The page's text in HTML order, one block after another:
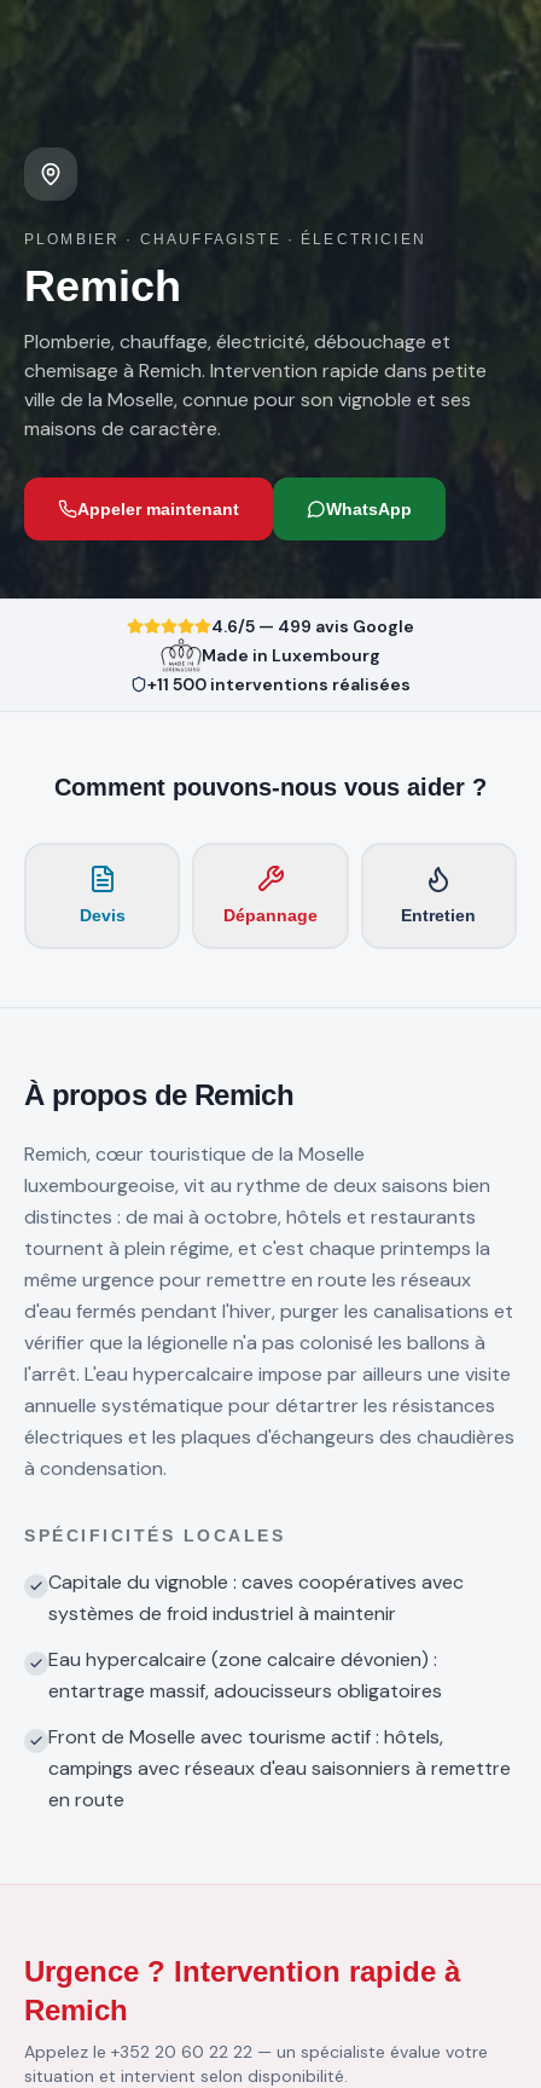
PLOMBIER · CHAUFFAGISTE · ÉLECTRICIEN
Remich
Plomberie, chauffage, électricité, débouchage et
chemisage à Remich. Intervention rapide dans petite
ville de la Moselle, connue pour son vignoble et ses
maisons de caractère.
Appeler maintenant WhatsApp
4.6/5 — 499 avis Google
Made in Luxembourg
+11 500 interventions réalisées
Comment pouvons-nous vous aider ?
Devis Dépannage Entretien
À propos de Remich
Remich, cœur touristique de la Moselle
luxembourgeoise, vit au rythme de deux saisons bien
distinctes : de mai à octobre, hôtels et restaurants
tournent à plein régime, et c'est chaque printemps la
même urgence pour remettre en route les réseaux
d'eau fermés pendant l'hiver, purger les canalisations et
vérifier que la légionelle n'a pas colonisé les ballons à
l'arrêt. L'eau hypercalcaire impose par ailleurs une visite
annuelle systématique pour détartrer les résistances
électriques et les plaques d'échangeurs des chaudières
à condensation.
SPÉCIFICITÉS LOCALES
Capitale du vignoble : caves coopératives avec
systèmes de froid industriel à maintenir
Eau hypercalcaire (zone calcaire dévonien) :
entartrage massif, adoucisseurs obligatoires
Front de Moselle avec tourisme actif : hôtels,
campings avec réseaux d'eau saisonniers à remettre
en route
Urgence ? Intervention rapide à
Remich
Appelez le +352 20 60 22 22 — un spécialiste évalue votre
situation et intervient selon disponibilité.